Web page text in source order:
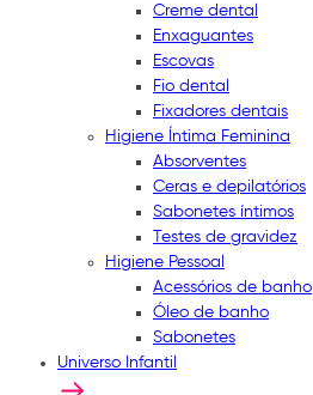
Creme dental
Enxaguantes
Escovas
Fio dental
Fixadores dentais
Higiene Íntima Feminina
Absorventes
Ceras e depilatórios
Sabonetes íntimos
Testes de gravidez
Higiene Pessoal
Acessórios de banho
Óleo de banho
Sabonetes
Universo Infantil